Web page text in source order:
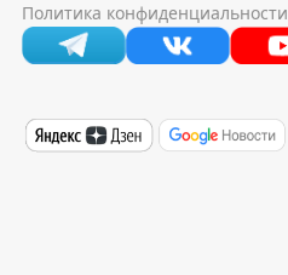
Политика конфиденциальности